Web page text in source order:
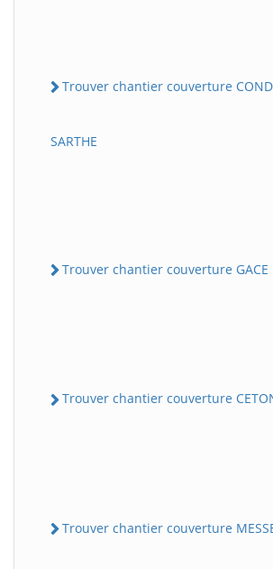
Trouver chantier couverture
SARTHE
Trouver chantier couverture GACE
Trouver chantier couverture
Trouver chantier couverture